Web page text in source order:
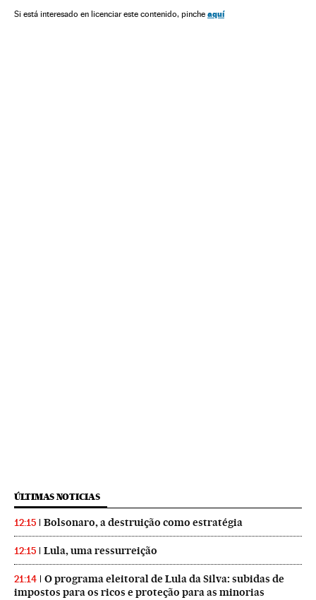
Europa Ocidental Mulheres Relações gênero
Si está interesado en licenciar este contenido, pinche aquí
ÚLTIMAS NOTICIAS
12:15 Bolsonaro, a destruição como estratégia
12:15 Lula, uma ressurreição
21:14
O programa eleitoral de Lula da Silva: subidas de
impostos para os ricos e proteção para as minorias